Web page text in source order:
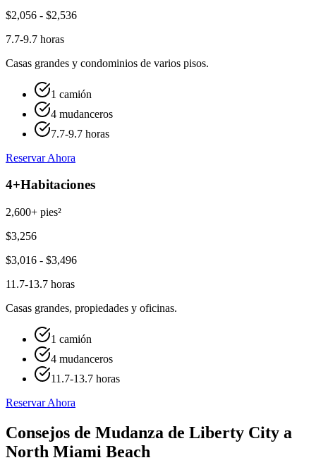
$2,056 - $2,536
7.7-9.7 horas
Casas grandes y condominios de varios pisos.
1 camión
4 mudanceros
7.7-9.7 horas
Reservar Ahora
4+Habitaciones
2,600+ pies²
$3,256
$3,016 - $3,496
11.7-13.7 horas
Casas grandes, propiedades y oficinas.
1 camión
4 mudanceros
11.7-13.7 horas
Reservar Ahora
Consejos de Mudanza de Liberty City a
North Miami Beach